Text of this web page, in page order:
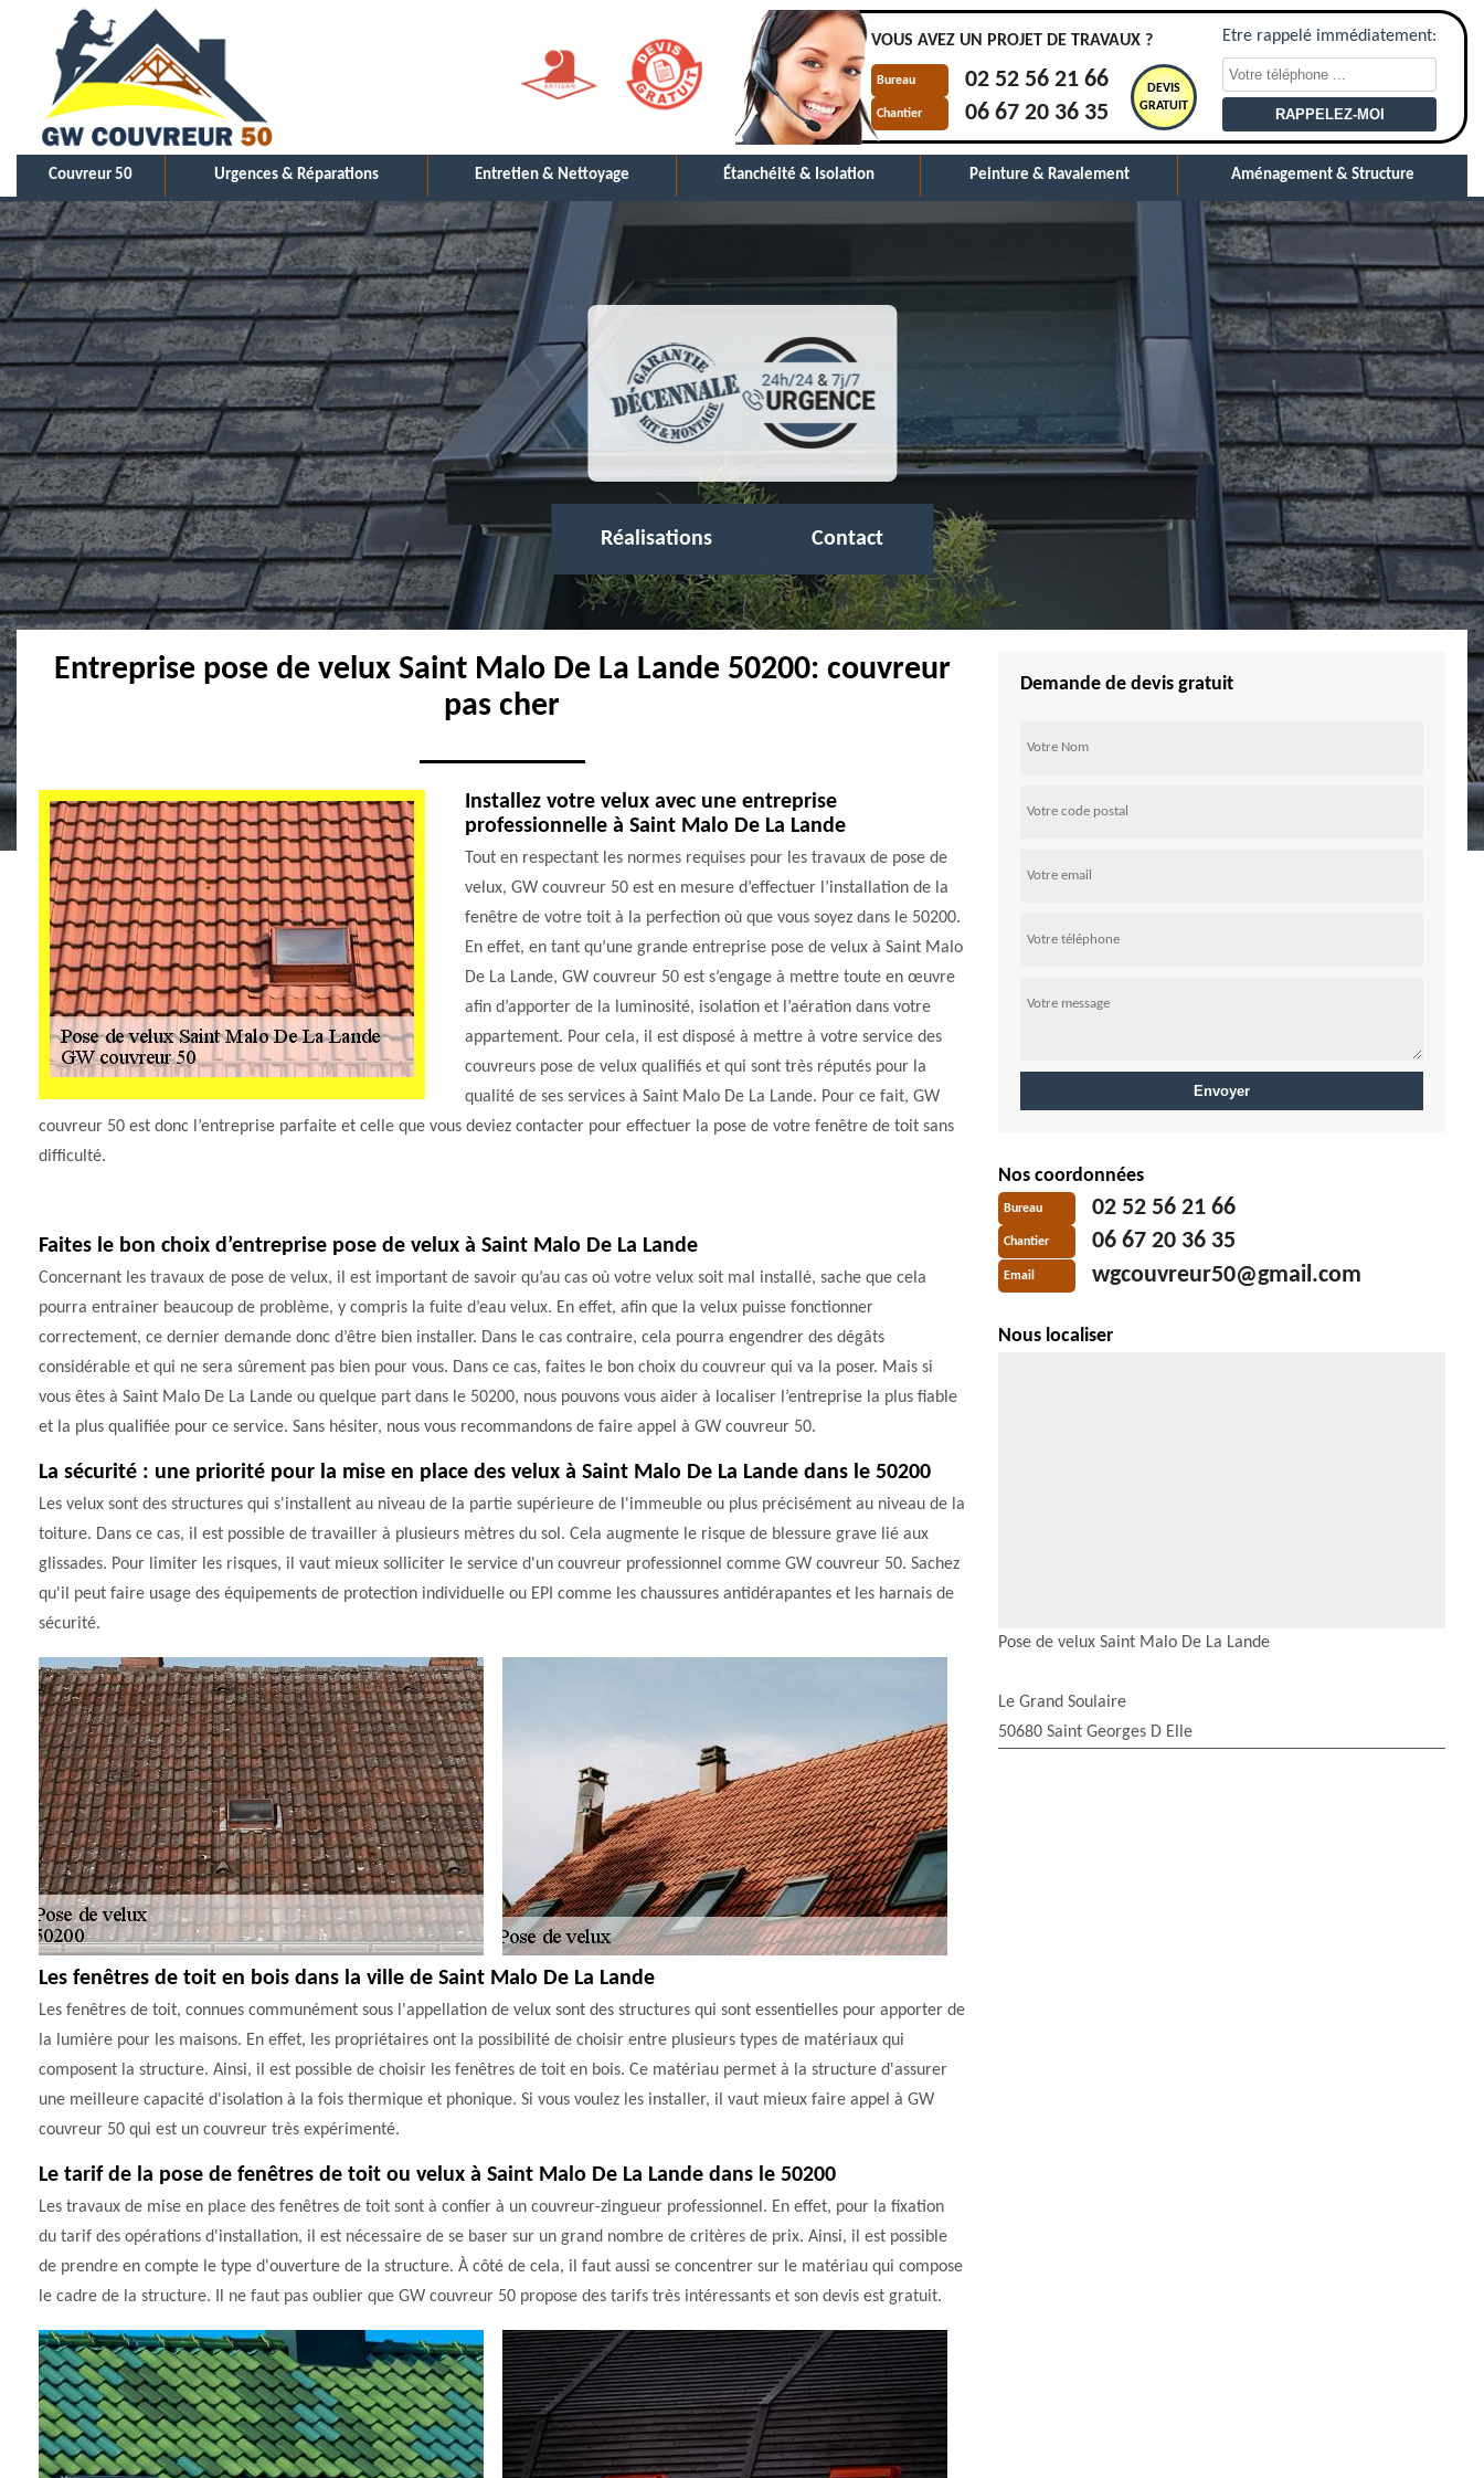
VOUS AVEZ UN PROJET DE TRAVAUX ?
Bureau 02 52 56 21 66
Chantier 06 67 20 36 35
DEVIS
GRATUIT
Etre rappelé immédiatement:
Couvreur 50 Urgences & Réparations Entretien & Nettoyage Étanchéité & Isolation Peinture & Ravalement Aménagement & Structure
Réalisations Contact
Entreprise pose de velux Saint Malo De La Lande 50200: couvreur
pas cher
Installez votre velux avec une entreprise
professionnelle à Saint Malo De La Lande
Tout en respectant les normes requises pour les travaux de pose de
velux, GW couvreur 50 est en mesure d’effectuer l’installation de la
fenêtre de votre toit à la perfection où que vous soyez dans le 50200.
En effet, en tant qu’une grande entreprise pose de velux à Saint Malo
De La Lande, GW couvreur 50 est s’engage à mettre toute en œuvre
afin d’apporter de la luminosité, isolation et l’aération dans votre
appartement. Pour cela, il est disposé à mettre à votre service des
couvreurs pose de velux qualifiés et qui sont très réputés pour la
qualité de ses services à Saint Malo De La Lande. Pour ce fait, GW
couvreur 50 est donc l’entreprise parfaite et celle que vous deviez contacter pour effectuer la pose de votre fenêtre de toit sans
difficulté.
Faites le bon choix d’entreprise pose de velux à Saint Malo De La Lande
Concernant les travaux de pose de velux, il est important de savoir qu’au cas où votre velux soit mal installé, sache que cela
pourra entrainer beaucoup de problème, y compris la fuite d’eau velux. En effet, afin que la velux puisse fonctionner
correctement, ce dernier demande donc d’être bien installer. Dans le cas contraire, cela pourra engendrer des dégâts
considérable et qui ne sera sûrement pas bien pour vous. Dans ce cas, faites le bon choix du couvreur qui va la poser. Mais si
vous êtes à Saint Malo De La Lande ou quelque part dans le 50200, nous pouvons vous aider à localiser l’entreprise la plus fiable
et la plus qualifiée pour ce service. Sans hésiter, nous vous recommandons de faire appel à GW couvreur 50.
La sécurité : une priorité pour la mise en place des velux à Saint Malo De La Lande dans le 50200
Les velux sont des structures qui s'installent au niveau de la partie supérieure de l'immeuble ou plus précisément au niveau de la
toiture. Dans ce cas, il est possible de travailler à plusieurs mètres du sol. Cela augmente le risque de blessure grave lié aux
glissades. Pour limiter les risques, il vaut mieux solliciter le service d'un couvreur professionnel comme GW couvreur 50. Sachez
qu'il peut faire usage des équipements de protection individuelle ou EPI comme les chaussures antidérapantes et les harnais de
sécurité.
Les fenêtres de toit en bois dans la ville de Saint Malo De La Lande
Les fenêtres de toit, connues communément sous l'appellation de velux sont des structures qui sont essentielles pour apporter de
la lumière pour les maisons. En effet, les propriétaires ont la possibilité de choisir entre plusieurs types de matériaux qui
composent la structure. Ainsi, il est possible de choisir les fenêtres de toit en bois. Ce matériau permet à la structure d'assurer
une meilleure capacité d'isolation à la fois thermique et phonique. Si vous voulez les installer, il vaut mieux faire appel à GW
couvreur 50 qui est un couvreur très expérimenté.
Le tarif de la pose de fenêtres de toit ou velux à Saint Malo De La Lande dans le 50200
Les travaux de mise en place des fenêtres de toit sont à confier à un couvreur-zingueur professionnel. En effet, pour la fixation
du tarif des opérations d'installation, il est nécessaire de se baser sur un grand nombre de critères de prix. Ainsi, il est possible
de prendre en compte le type d'ouverture de la structure. À côté de cela, il faut aussi se concentrer sur le matériau qui compose
le cadre de la structure. Il ne faut pas oublier que GW couvreur 50 propose des tarifs très intéressants et son devis est gratuit.
Demande de devis gratuit
Nos coordonnées
Bureau 02 52 56 21 66
Chantier 06 67 20 36 35
Email wgcouvreur50@gmail.com
Nous localiser
Pose de velux Saint Malo De La Lande
Le Grand Soulaire
50680 Saint Georges D Elle